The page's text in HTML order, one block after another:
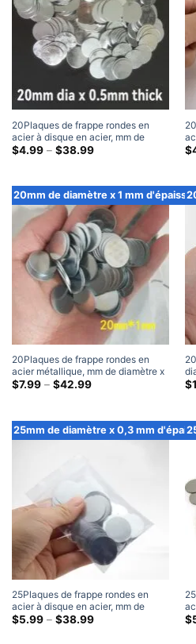
20Plaques de frappe rondes en
acier à disque en acier, mm de
diamètre x 0,5 mm d'épaisseur
$4.99 – $38.99Gamme
à
travers
$38.99
$
20mm de diamètre x 1 mm
20Plaques de frappe rondes en
acier métallique, mm de diamètre x
1 mm d'épaisseur
$7.99 – $42.99Gamme
à
travers
$
25mm de diamètre x 0,3 mm
25Plaques de frappe rondes en
acier à disque en acier, mm de
diamètre x 0,3 mm d'épaisseur
$5.99 – $38.99Gamme
$